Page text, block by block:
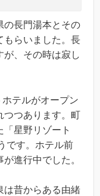
の長門湯本とその
もらいました。長
が、その時は寂し
テルがオープン
つつあります。町
星野リゾート
です。ホテル前
進行中でした。
は昔からある由緒